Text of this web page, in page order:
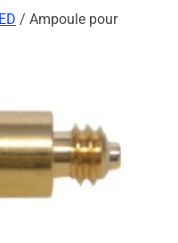
/ Ampoule pour